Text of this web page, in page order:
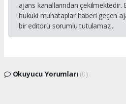
ajans kanallarından çekilmektedir.
hukuki muhataplar haberi geçen
bir editörü sorumlu tutulamaz...
Okuyucu Yorumları (0)